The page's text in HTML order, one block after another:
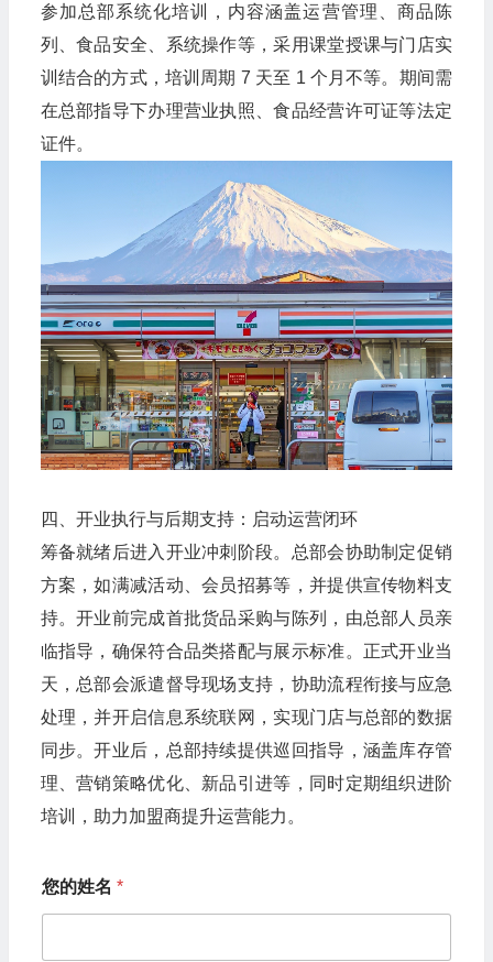
参加总部系统化培训，内容涵盖运营管理、商品陈
列、食品安全、系统操作等，采用课堂授课与门店实
训结合的方式，培训周期 7 天至 1 个月不等。期间需
在总部指导下办理营业执照、食品经营许可证等法定
证件。​
四、开业执行与后期支持：启动运营闭环​
筹备就绪后进入开业冲刺阶段。总部会协助制定促销
方案，如满减活动、会员招募等，并提供宣传物料支
持。开业前完成首批货品采购与陈列，由总部人员亲
临指导，确保符合品类搭配与展示标准。正式开业当
天，总部会派遣督导现场支持，协助流程衔接与应急
处理，并开启信息系统联网，实现门店与总部的数据
同步。开业后，总部持续提供巡回指导，涵盖库存管
理、营销策略优化、新品引进等，同时定期组织进阶
培训，助力加盟商提升运营能力。
您的姓名 *